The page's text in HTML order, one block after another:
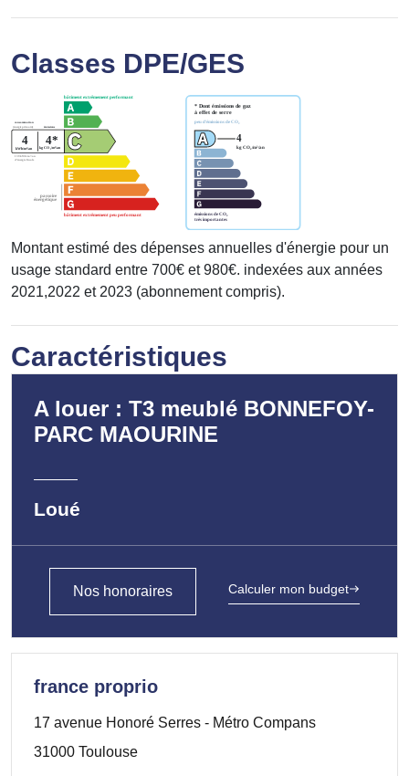
Classes DPE/GES
Montant estimé des dépenses annuelles d'énergie pour un
usage standard entre 700€ et 980€. indexées aux années
2021,2022 et 2023 (abonnement compris).
Caractéristiques
A louer : T3 meublé BONNEFOY-
PARC MAOURINE
Loué
Nos honoraires Calculer mon budget
france proprio
17 avenue Honoré Serres - Métro Compans
31000 Toulouse